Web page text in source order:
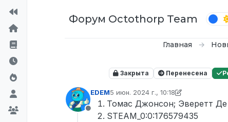
Форум Octothorp Team
Главная
Закрыта Перенесена
Не в сети
EDEM5 июн. 2024 г., 10:18
отредактировано Tekoy
Томас Джонсон; Эверетт
STEAM_0:0:176579435